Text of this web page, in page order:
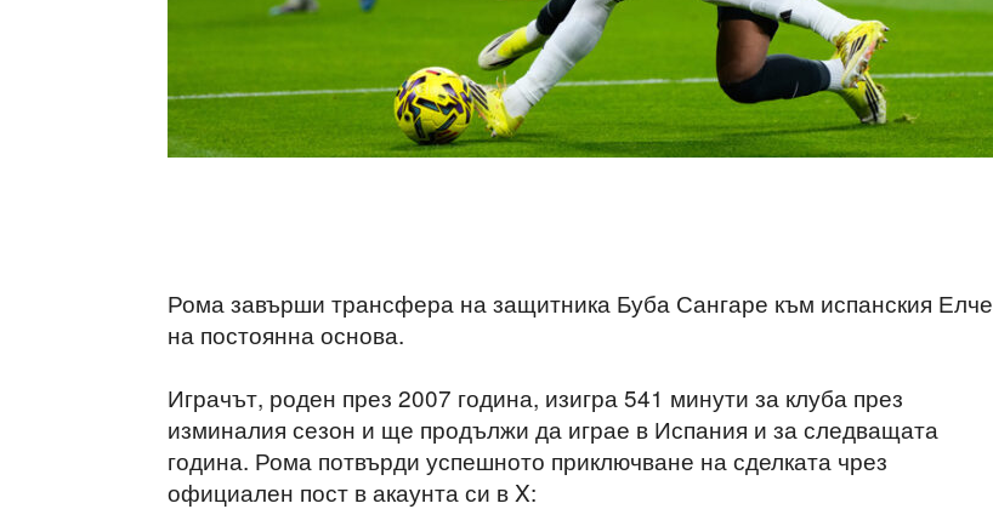
Рома завърши трансфера на защитника Буба Сангаре към испанския Елче
на постоянна основа.
Играчът, роден през 2007 година, изигра 541 минути за клуба през
изминалия сезон и ще продължи да играе в Испания и за следващата
година. Рома потвърди успешното приключване на сделката чрез
официален пост в акаунта си в X: